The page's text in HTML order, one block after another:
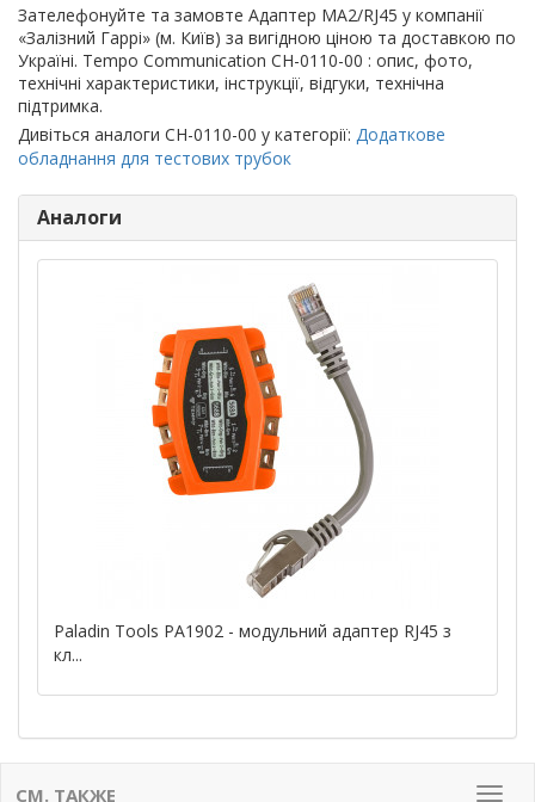
Зателефонуйте та замовте Адаптер MA2/RJ45 у компанії
«Залізний Гаррі» (м. Київ) за вигідною ціною та доставкою по
Україні. Tempo Communication CH-0110-00 : опис, фото,
технічні характеристики, інструкції, відгуки, технічна
підтримка.
Дивіться аналоги CH-0110-00 у категорії: Додаткове
обладнання для тестових трубок
Аналоги
Paladin Tools PA1902 - модульний адаптер RJ45 з
кл...
Меню
СМ. ТАКЖЕ